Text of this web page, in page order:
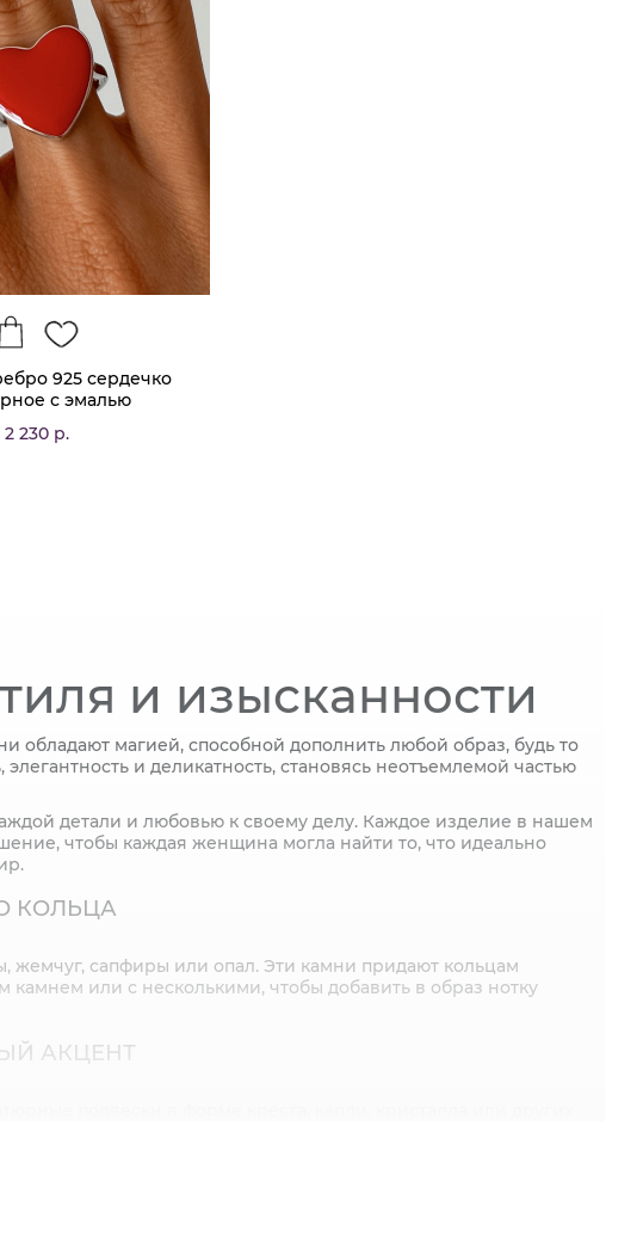
925 сердечко
с эмалью
2 230 р.
и изысканности
магией, способной дополнить любой образ, будь то
и деликатность, становясь неотъемлемой частью
детали и любовью к своему делу. Каждое изделие в нашем
чтобы каждая женщина могла найти то, что идеально
КОЛЬЦА
сапфиры или опал. Эти камни придают кольцам
или с несколькими, чтобы добавить в образ нотку
АКЦЕНТ
ВЫБОР